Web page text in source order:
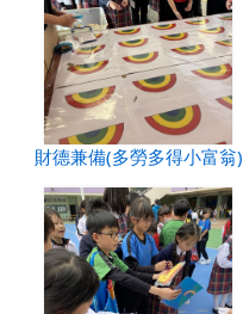
財德兼備(多勞多得小富翁)